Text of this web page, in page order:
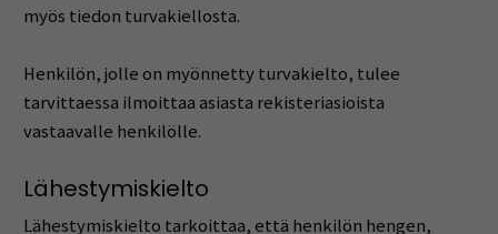
myös tiedon turvakiellosta.
Henkilön, jolle on myönnetty turvakielto, tulee
tarvittaessa ilmoittaa asiasta rekisteriasioista
vastaavalle henkilölle.
Lähestymiskielto
Lähestymiskielto tarkoittaa, että henkilön hengen,